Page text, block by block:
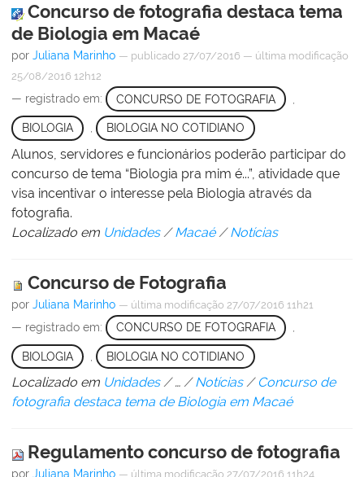
Concurso de fotografia destaca tema
de Biologia em Macaé
por Juliana Marinho — publicado 27/07/2016 — última modificação
25/08/2016 12h12
— registrado em: CONCURSO DE FOTOGRAFIA
BIOLOGIA , BIOLOGIA NO COTIDIANO
Alunos, servidores e funcionários poderão participar do
concurso de tema “Biologia pra mim é...”, atividade que
visa incentivar o interesse pela Biologia através da
fotografia.
Localizado em Unidades /Macaé /Notícias
Concurso de Fotografia
por Juliana Marinho — última modificação 27/07/2016 11h21
— registrado em: CONCURSO DE FOTOGRAFIA
BIOLOGIA BIOLOGIA NO COTIDIANO
Localizado em Unidades /… /Notícias / Concurso de
fotografia destaca tema de Biologia em Macaé
Regulamento concurso de fotografia
por Juliana Marinho — última modificação 27/07/2016 11h24